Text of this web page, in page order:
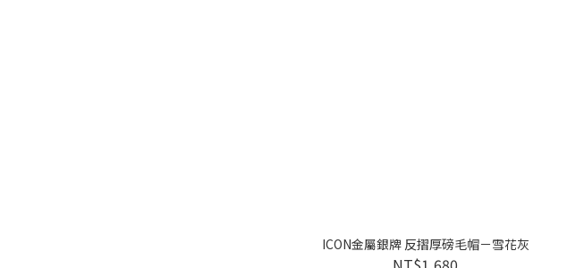
ICON金屬銀牌 反摺厚磅毛帽－雪花灰